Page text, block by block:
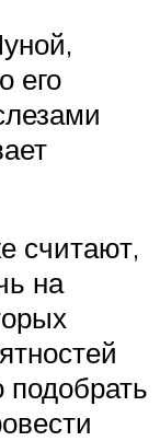
его
считают,
на
подобрать